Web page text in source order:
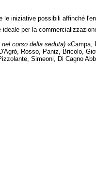
le iniziative possibili affinché
ideale per la
corso della seduta)«Campa,
Rosso, Paniz, Bricolo,
Simeoni, Di Cagno